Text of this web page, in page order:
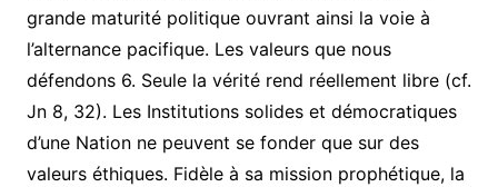
grande maturité politique ouvrant ainsi la voie à
l’alternance pacifique. Les valeurs que nous
défendons 6. Seule la vérité rend réellement libre (cf.
Jn 8, 32). Les Institutions solides et démocratiques
d’une Nation ne peuvent se fonder que sur des
valeurs éthiques. Fidèle à sa mission prophétique, la